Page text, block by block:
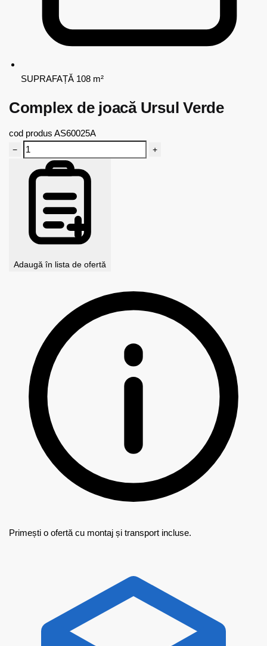
SUPRAFAȚĂ 108 m²
Complex de joacă Ursul Verde
cod produs AS60025A
− +
Adaugă în lista de ofertă
Primești o ofertă cu montaj și transport incluse.